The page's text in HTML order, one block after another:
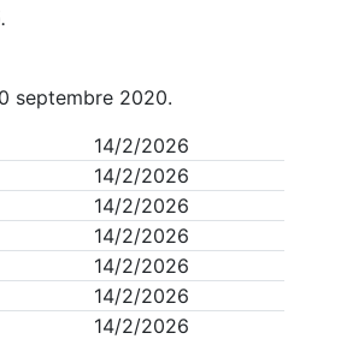
.
septembre 2020.
14/2/2026
14/2/2026
14/2/2026
14/2/2026
14/2/2026
14/2/2026
14/2/2026